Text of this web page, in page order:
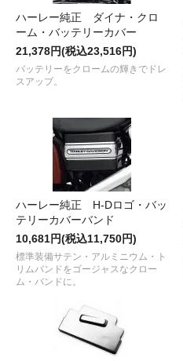
ハーレー純正 ダイナ・クロ
ーム・バッテリーカバー
21,378円(税込23,516円)
バッテリーをクロームの輝きでドレ
スアップ。
ハーレー純正 H-Dロゴ・バッ
テリーカバーバンド
10,681円(税込11,750円)
標準装備サテン・アルミニウム・ト
リムバンドをゴージャスなクロー
ム・バンドに。